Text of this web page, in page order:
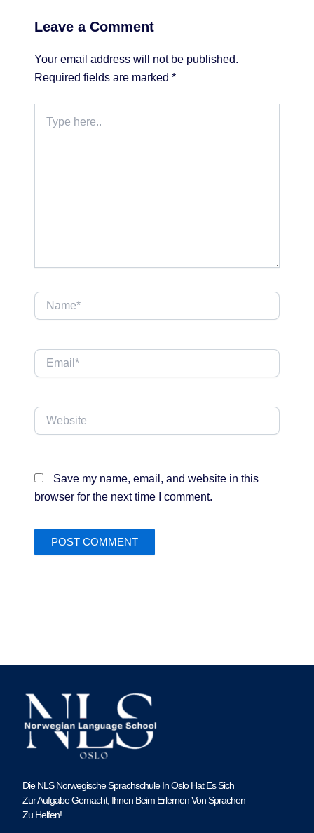
Leave a Comment
Your email address will not be published.
Required fields are marked *
here..
Name*
Email*
Website
Save my name, email, and website in this
browser for the next time I comment.
Die NLS Norwegische Sprachschule In Oslo Hat Es Sich
Zur Aufgabe Gemacht, Ihnen Beim Erlernen Von Sprachen
Zu Helfen!